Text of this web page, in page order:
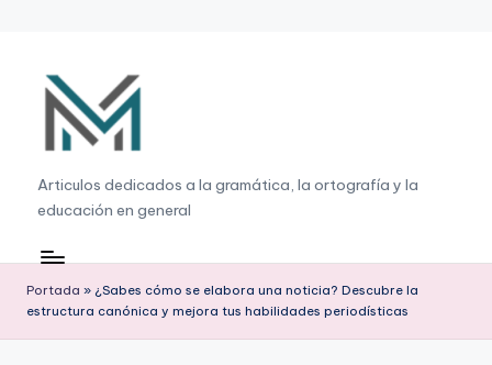
contenido
G
r
a
m
á
Articulos dedicados a la gramática, la ortografía y la
educación en general
Portada » ¿Sabes cómo se elabora una noticia? Descubre la
estructura canónica y mejora tus habilidades periodísticas